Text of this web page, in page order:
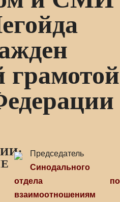
грамотой
Председатель
Синодального
отдела по
взаимоотношениям